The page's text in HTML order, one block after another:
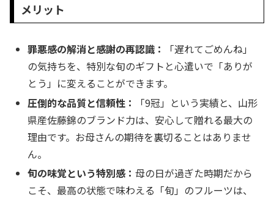
メリット
罪悪感の解消と感謝の再認識：
「遅れてごめんね」
の気持ちを、特別な旬のギフトと心遣いで「ありが
とう」に変えることができます。
圧倒的な品質と信頼性：
「9冠」という実績と、山形
県産佐藤錦のブランド力は、安心して贈れる最大の
理由です。お母さんの期待を裏切ることはありませ
ん。
旬の味覚という特別感：母の日が過ぎた時期だから
こそ、最高の状態で味わえる「旬」のフルーツは、